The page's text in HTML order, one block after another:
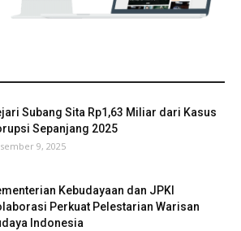
Subang Sita Rp1,63 Miliar dari Kasus
Sepanjang 2025
9, 2025
Kebudayaan dan JPKI
Perkuat Pelestarian Warisan
Indonesia